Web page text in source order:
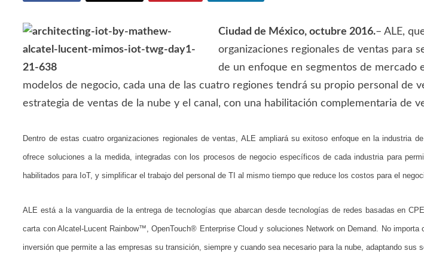
Ciudad de México, octubre 2016.– ALE,
organizaciones regionales de ventas para
de un enfoque en segmentos de mercado
modelos de negocio, cada una de las cuatro regiones tendrá su propio personal de
estrategia de ventas de la nube y el canal, con una habilitación complementaria de
Dentro de estas cuatro organizaciones regionales de ventas, ALE ampliará su exitoso enfoque en la industria
ofrece soluciones a la medida, integradas con los procesos de negocio específicos de cada industria para
habilitados para IoT, y simplificar el trabajo del personal de TI al mismo tiempo que reduce los costos para el
ALE está a la vanguardia de la entrega de tecnologías que abarcan desde tecnologías de redes basadas en
carta con Alcatel-Lucent Rainbow™, OpenTouch® Enterprise Cloud y soluciones Network on Demand. No
inversión que permite a las empresas su transición, siempre y cuando sea necesario para la nube, adaptando